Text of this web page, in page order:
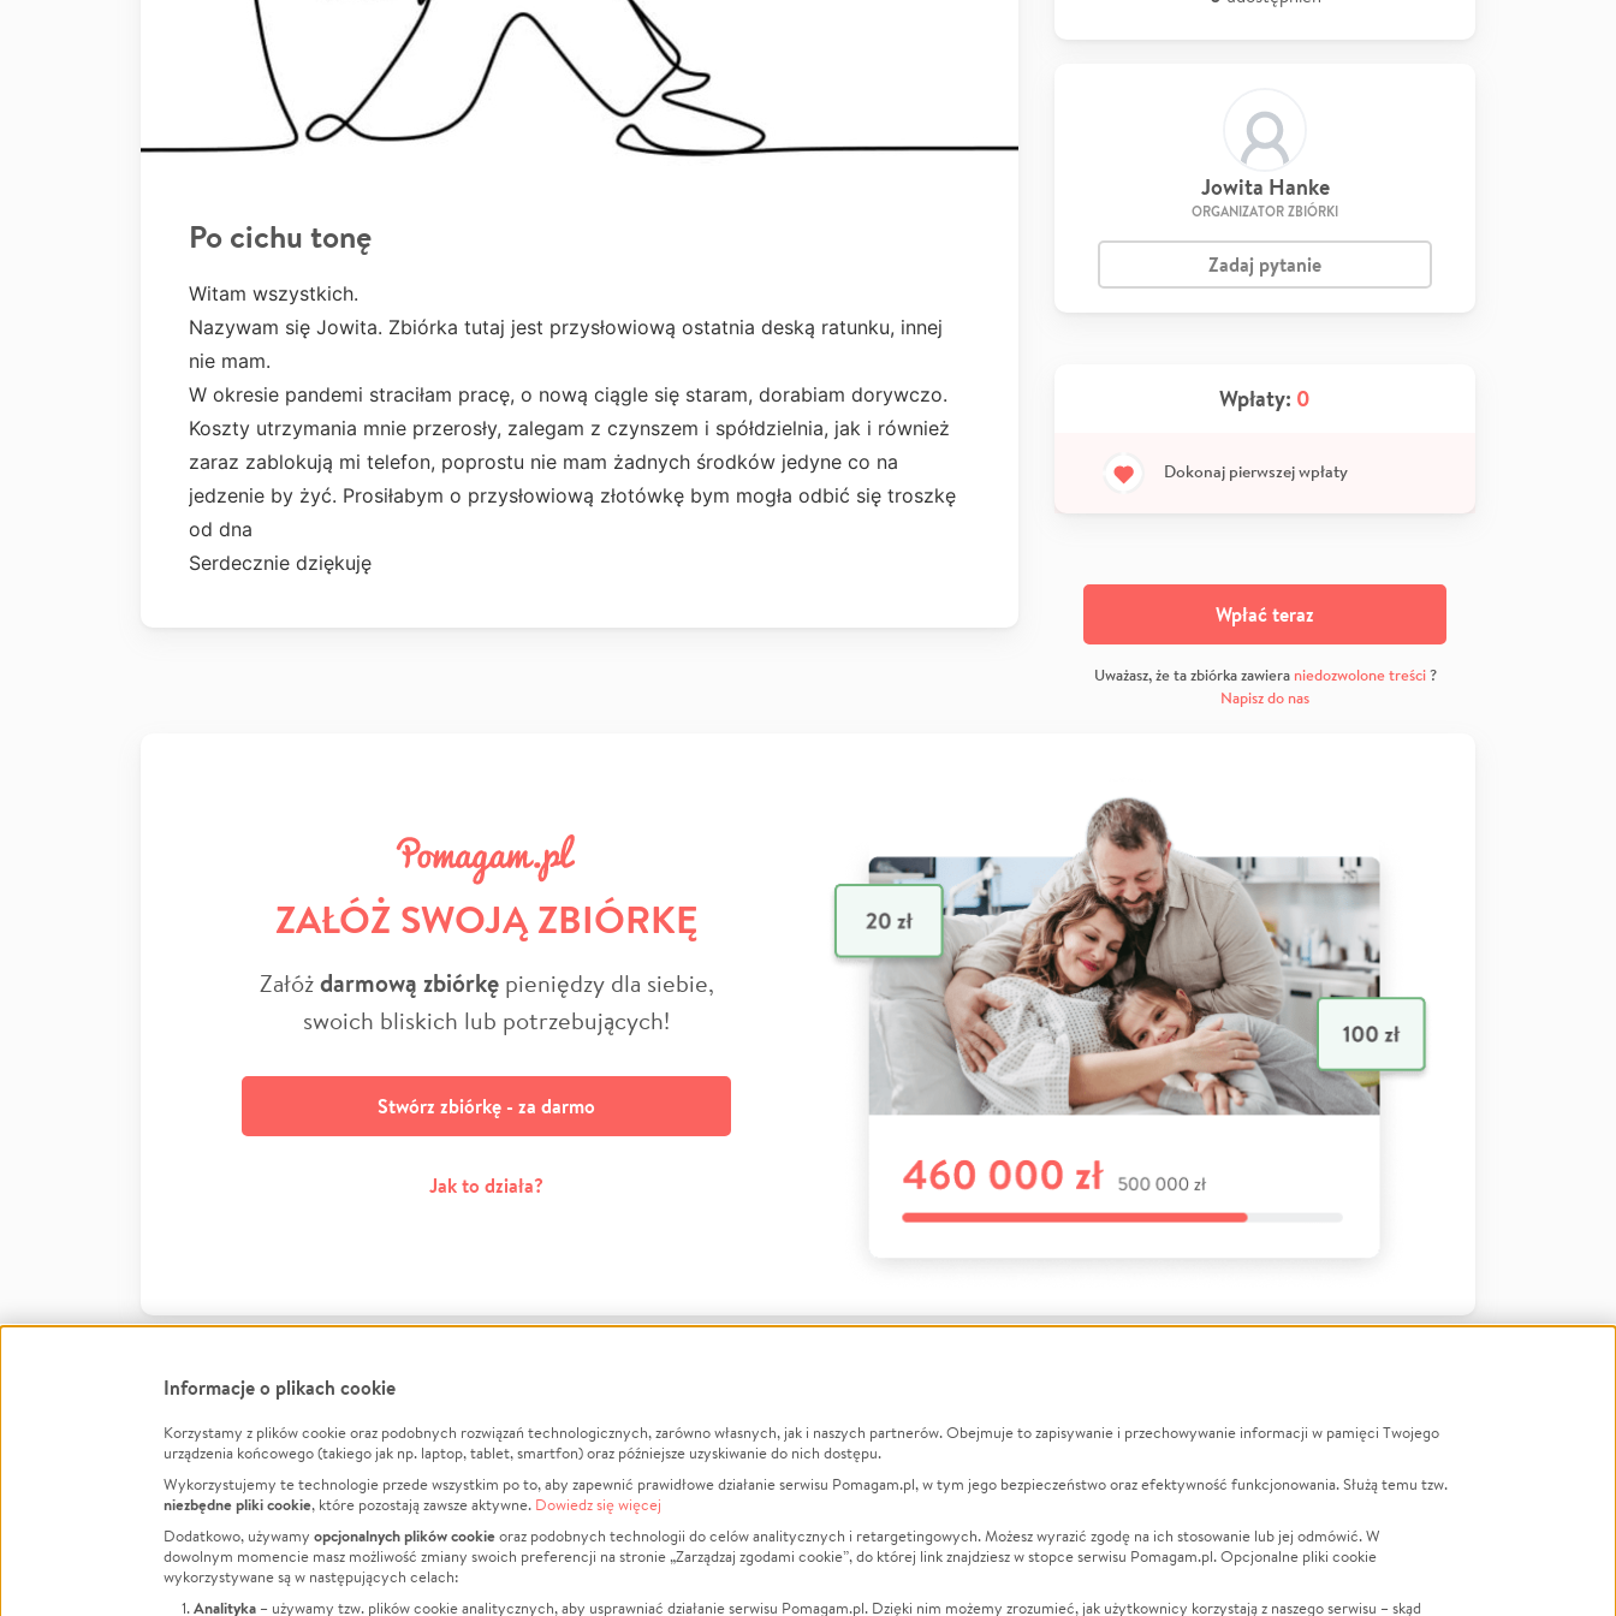
Po cichu tonę
Witam wszystkich.
Nazywam się Jowita. Zbiórka tutaj jest przysłowiową ostatnia deską ratunku, innej
nie mam.
W okresie pandemi straciłam pracę, o nową ciągle się staram, dorabiam dorywczo.
Koszty utrzymania mnie przerosły, zalegam z czynszem i spółdzielnia, jak i również
zaraz zablokują mi telefon, poprostu nie mam żadnych środków jedyne co na
jedzenie by żyć. Prosiłabym o przysłowiową złotówkę bym mogła odbić się troszkę
od dna
Serdecznie dziękuję
Jowita Hanke
ORGANIZATOR ZBIÓRKI
Zadaj pytanie
Wpłaty: 0
Dokonaj pierwszej wpłaty
Wpłać teraz
Uważasz, że ta zbiórka zawiera niedozwolone treści?
Napisz do nas
ZAŁÓŻ SWOJĄ ZBIÓRKĘ
Załóżdarmową zbiórkępieniędzy dla siebie,
swoich bliskich lub potrzebujących!
Stwórz zbiórkę - za darmo
Jak to działa?
FacebookTwitter Instagram
LinkedInTikTok Youtube
Informacje
Jak to działa?
Regulamin
Polityka Prywatności
O nas
Opinie
Raporty
Za darmo
Zbieraj na
Leczenie
Zwierzęta
Pożar
LGBTQ+
Powódź
Wichura
Informacje o plikach cookie
Korzystamy z plików cookie oraz podobnych rozwiązań technologicznych, zarówno własnych, jak i naszych partnerów. Obejmuje to zapisywanie i przechowywanie informacji w pamięci Twojego
urządzenia końcowego (takiego jak np. laptop, tablet, smartfon) oraz późniejsze uzyskiwanie do nich dostępu.
Wykorzystujemy te technologie przede wszystkim po to, aby zapewnić prawidłowe działanie serwisu Pomagam.pl, w tym jego bezpieczeństwo oraz efektywność funkcjonowania. Służą temu tzw.
niezbędne pliki cookie, które pozostają zawsze aktywne. Dowiedz się więcej
Dodatkowo, używamy opcjonalnych plików cookieoraz podobnych technologii do celów analitycznych i retargetingowych. Możesz wyrazić zgodę na ich stosowanie lub jej odmówić. W
dowolnym momencie masz możliwość zmiany swoich preferencji na stronie „Zarządzaj zgodami cookie”, do której link znajdziesz w stopce serwisu Pomagam.pl. Opcjonalne pliki cookie
wykorzystywane są w następujących celach:
Analityka – używamy tzw. plików cookie analitycznych, aby usprawniać działanie serwisu Pomagam.pl. Dzięki nim możemy zrozumieć, jak użytkownicy korzystają z naszego serwisu – skąd